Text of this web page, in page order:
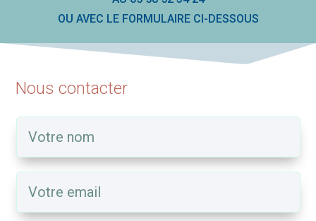
OU AVEC LE FORMULAIRE CI-DESSOUS
Nous contacter